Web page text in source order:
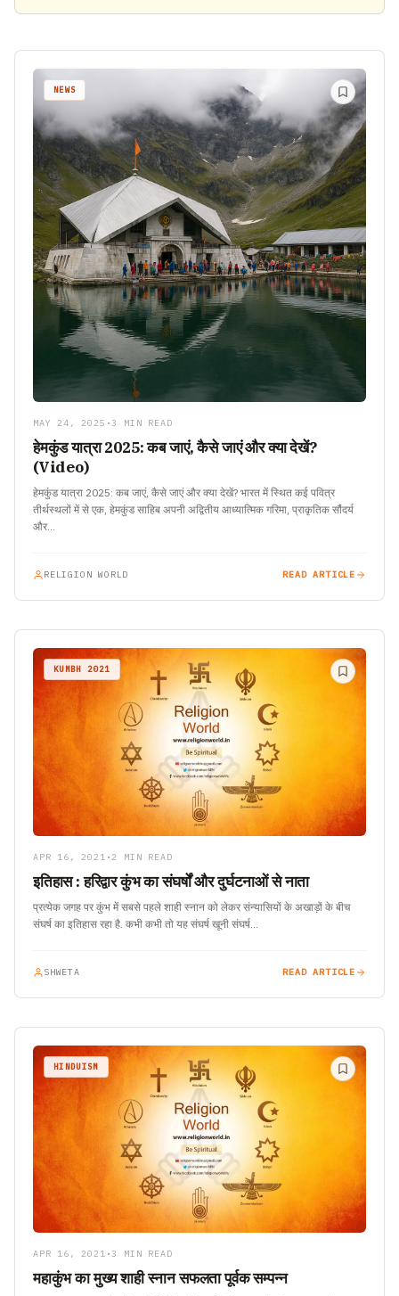
NEWS
MAY 24, 2025 • 3 MIN READ
हेमकुंड यात्रा 2025: कब जाएं, कैसे जाएं और क्या देखें?
(Video)
हेमकुंड यात्रा 2025: कब जाएं, कैसे जाएं और क्या देखें? भारत में स्थित कई पवित्र
तीर्थस्थलों में से एक, हेमकुंड साहिब अपनी अद्वितीय आध्यात्मिक गरिमा, प्राकृतिक सौंदर्य
और…
RELIGION WORLD READ ARTICLE
KUMBH 2021
APR 16, 2021 •2 MIN READ
इतिहास : हरिद्वार कुंभ का संघर्षों और दुर्घटनाओं से नाता
प्रत्येक जगह पर कुंभ में सबसे पहले शाही स्नान को लेकर संन्यासियों के अखाड़ों के बीच
संघर्ष का इतिहास रहा है. कभी कभी तो यह संघर्ष खूनी संघर्ष…
SHWETA READ ARTICLE
HINDUISM
APR 16, 2021 • 3 MIN READ
महाकुंभ का मुख्य शाही स्नान सफलता पूर्वक सम्पन्न